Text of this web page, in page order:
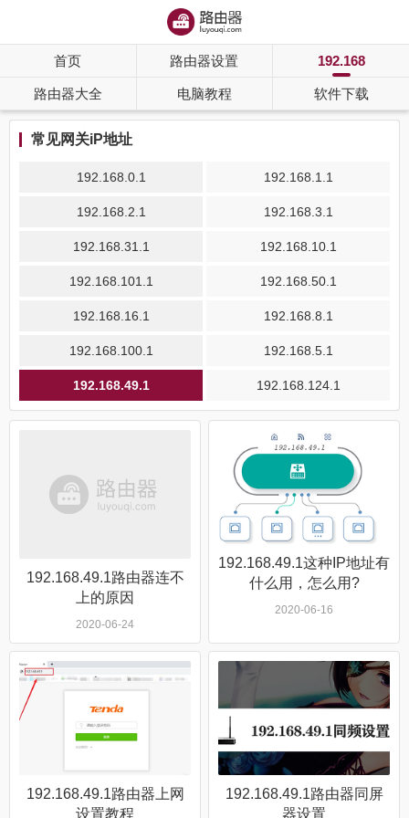
首页 路由器设置 192.168
路由器大全 电脑教程 软件下载
常见网关iP地址
192.168.0.1 192.168.1.1
192.168.2.1 192.168.3.1
192.168.31.1 192.168.10.1
192.168.101.1 192.168.50.1
192.168.16.1 192.168.8.1
192.168.100.1 192.168.5.1
192.168.49.1 192.168.124.1
192.168.49.1路由器连不
上的原因
2020-06-24
192.168.49.1这种IP地址有
什么用，怎么用?
2020-06-16
192.168.49.1路由器上网
设置教程
192.168.49.1路由器同屏
器设置